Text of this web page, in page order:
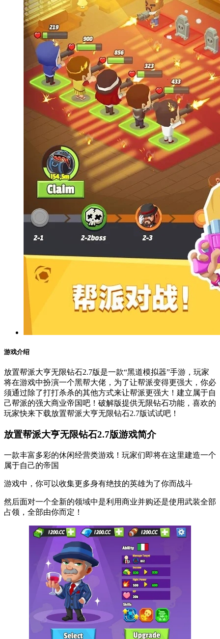
游戏介绍
放置帮派大亨无限钻石2.7版是一款“黑道模拟器”手游，玩家
将在游戏中扮演一个黑帮大佬，为了让帮派变得更强大，你必
须通过除了打打杀杀的其他方式来让帮派更强大！建立属于自
己帮派的强大商业帝国吧！破解版提供无限钻石功能，喜欢的
玩家快来下载放置帮派大亨无限钻石2.7版试试吧！
放置帮派大亨无限钻石2.7版游戏简介
一款丰富多彩的休闲经营类游戏！玩家们即将在这里建造一个
属于自己的帝国
游戏中，你可以收集更多身有绝技的英雄为了你而战斗
然后面对一个全新的领域中是利用商业并购还是使用武装全部
占领，全部由你而定！